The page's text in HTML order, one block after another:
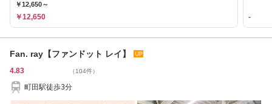
￥12,650～
￥12,650 -
Fan. ray【ファンドット レイ】
4.83 （104件）
町田駅徒歩3分